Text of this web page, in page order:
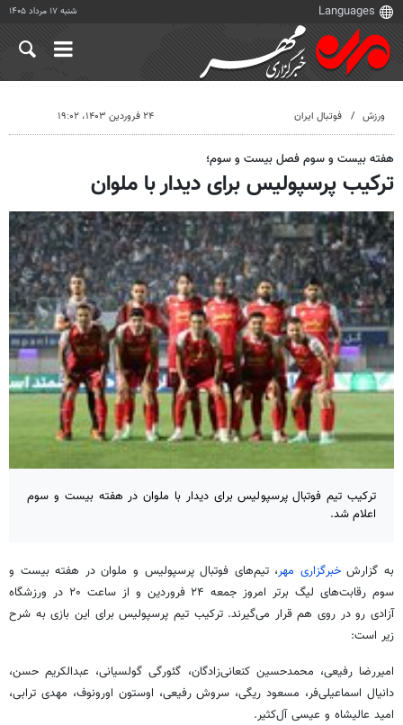
شنبه ۱۷ مرداد ۱۴۰۵
ورزش فوتبال ایران ۲۴ فروردین ۱۴۰۳، ۱۹:۰۲
هفته بیست و سوم فصل بیست و سوم؛
ترکیب پرسپولیس برای دیدار با ملوان
ترکیب تیم فوتبال پرسپولیس برای دیدار با ملوان در هفته بیست و سوم
اعلام شد.
به گزارشخبرگزاری مهر، تیم‌های فوتبال پرسپولیس و ملوان در هفته بیست و
سوم رقابت‌های لیگ برتر امروز جمعه ۲۴ فروردین و از ساعت ۲۰ در ورزشگاه
آزادی رو در روی هم قرار می‌گیرند. ترکیب تیم پرسپولیس برای این بازی به شرح
زیر است:
امیررضا رفیعی، محمدحسین کنعانی‌زادگان، گئورگی گولسیانی، عبدالکریم حسن،
دانیال اسماعیلی‌فر، مسعود ریگی، سروش رفیعی، اوستون اورونوف، مهدی ترابی،
امید عالیشاه و عیسی آل‌کثیر.